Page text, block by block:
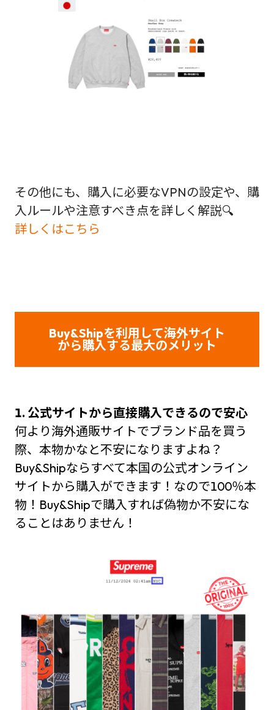
その他にも、購入に必要なVPNの設定や、購
入ルールや注意すべき点を詳しく解説🔍
詳しくはこちら
Buy&Shipを利用して海外サイト
から購入する最大のメリット
1. 公式サイトから直接購入できるので安心
何より海外通販サイトでブランド品を買う
際、本物かなと不安になりますよね？
Buy&Shipならすべて本国の公式オンライン
サイトから購入ができます！なので100％本
物！Buy&Shipで購入すれば偽物か不安にな
ることはありません！